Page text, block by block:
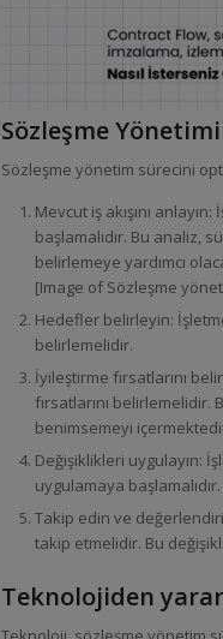
Sözleşme
Sözleşme yönetim sürecini
Mevcut iş akışını
başlamalıdır. Bu analiz,
belirlemeye yardımcı
[Image of Sözleşme
Hedefler belirleyin:
belirlemelidir.
İyileştirme fırsatlarını
fırsatlarını
benimsemeyi
Değişiklikleri uygulayın:
uygulamaya
Takip edin ve
takip etmelidir. Bu
Teknolojiden